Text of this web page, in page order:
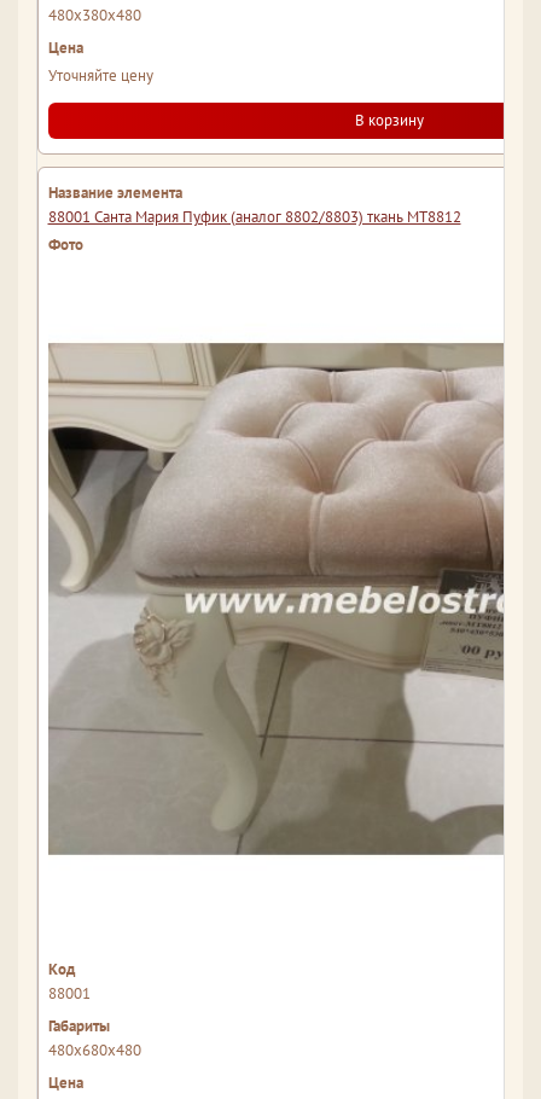
480x380x480
Уточняйте цену
В корзину
88001 Санта Мария Пуфик (аналог 8802/8803) ткань МТ8812
88001
480x680x480